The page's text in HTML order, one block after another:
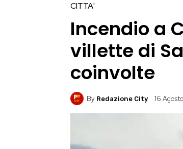
CITTA'
Incendio a
villette di
coinvolte
By Redazione City 16